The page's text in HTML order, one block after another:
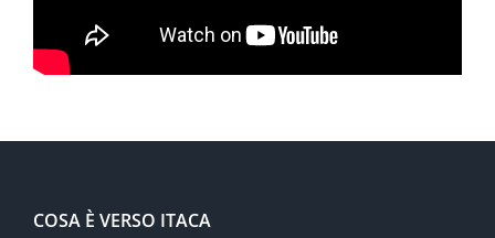
COSA È VERSO ITACA